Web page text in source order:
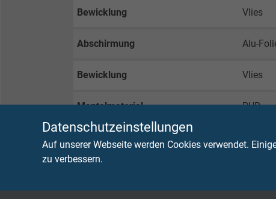
Datenschutzeinstellungen
Auf unserer Webseite werden Cookies verwendet.
zu verbessern.
Bewicklung Vlies
Abschirmung Alu-
Bewicklung Vlies
Mantelmaterial PUR
TECHNISCHE DATEN